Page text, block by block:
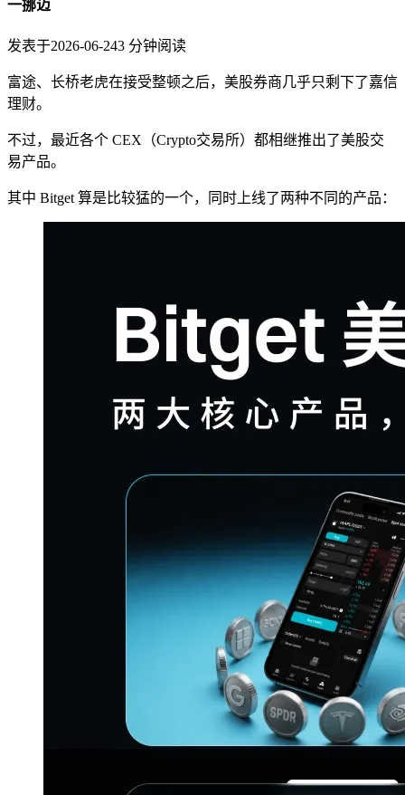
一挪迈
发表于2026-06-243 分钟阅读
富途、长桥老虎在接受整顿之后，美股券商几乎只剩下了嘉信
理财。
不过，最近各个 CEX（Crypto交易所）都相继推出了美股交
易产品。
其中 Bitget 算是比较猛的一个，同时上线了两种不同的产品：